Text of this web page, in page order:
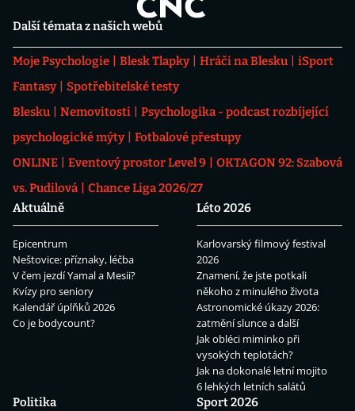
Další témata z našich webů
Moje Psychologie Blesk Tlapky Hráči na Blesku
iSport
Fantasy
Spotřebitelské testy
Blesku
Nemovitosti
Psychologika - podcast rozbíjející
psychologické mýty
Fotbalové přestupy
ONLINE
Eventový prostor Level 9
OKTAGON 92: Szabová
vs. Pudilová
Chance Liga 2026/27
Aktuálně
Epicentrum
Neštovice: příznaky, léčba
V čem jezdí Yamal a Mesii?
Kvízy pro seniory
Kalendář úplňků 2026
Co je bodycount?
Léto 2026
Karlovarský filmový festival
2026
Znamení, že jste potkali
někoho z minulého života
Astronomické úkazy 2026:
zatmění slunce a další
Jak obléci miminko při
vysokých teplotách?
Jak na dokonalé letní mojito
6 lehkých letních salátů
Politika
Sport 2026